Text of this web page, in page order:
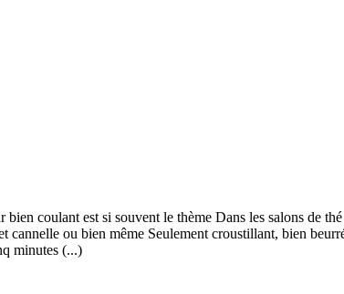
coulant est si souvent le thème Dans les salons de
cannelle ou bien même Seulement croustillant, bien
minutes (...)